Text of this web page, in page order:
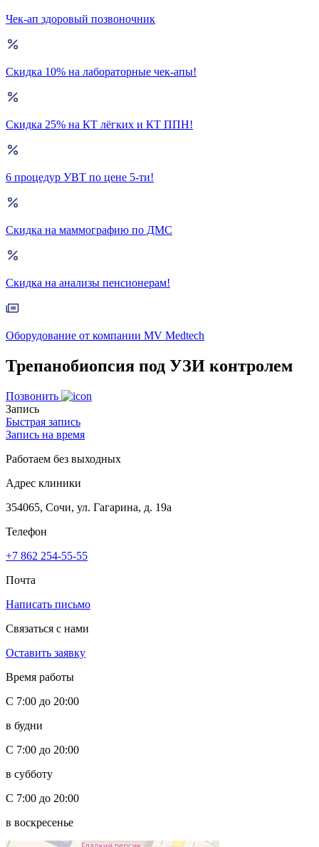
Чек-ап здоровый позвоночник
Скидка 10% на лабораторные чек-апы!
Скидка 25% на КТ лёгких и КТ ППН!
6 процедур УВТ по цене 5-ти!
Скидка на маммографию по ДМС
Скидка на анализы пенсионерам!
Оборудование от компании MV Medtech
Трепанобиопсия под УЗИ контролем
Позвонить
Запись
Быстрая запись
Запись на время
Работаем без выходных
Адрес клиники
354065, Сочи, ул. Гагарина, д. 19а
Телефон
+7 862 254-55-55
Почта
Написать письмо
Связаться с нами
Оставить заявку
Время работы
С 7:00 до 20:00
в будни
С 7:00 до 20:00
в субботу
С 7:00 до 20:00
в воскресенье